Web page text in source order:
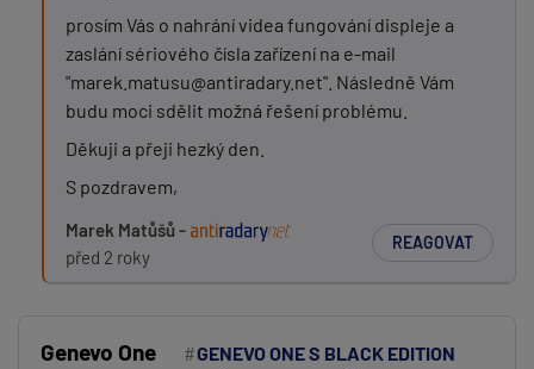
prosím Vás o nahrání videa fungování displeje a
zaslání sériového čísla zařízení na e-mail
"marek.matusu@antiradary.net". Následně Vám
budu moci sdělit možná řešení problému.
Děkuji a přeji hezký den.
S pozdravem,
Marek Matůšů -
před 2 roky
REAGOVAT
Genevo One
GENEVO ONE S BLACK EDITION